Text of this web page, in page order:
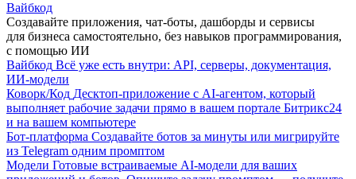
Вайбкод
Создавайте приложения, чат-боты, дашборды и сервисы
для бизнеса самостоятельно, без навыков программирования,
с помощью ИИ
Вайбкод Всё уже есть внутри: API, серверы, документация,
ИИ-модели
Коворк/Код Десктоп-приложение с AI-агентом, который
выполняет рабочие задачи прямо в вашем портале Битрикс24
и на вашем компьютере
Бот-платформа Создавайте ботов за минуты или мигрируйте
из Telegram одним промптом
Модели Готовые встраиваемые AI-модели для ваших